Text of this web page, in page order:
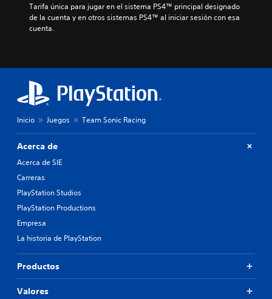
Tarifa única para jugar en el sistema PS4™ principal designado
de la cuenta y en otros sistemas PS4™ al iniciar sesión con esa
cuenta.
Inicio Juegos Team Sonic Racing
Acerca de
Acerca de SIE
Carreras
PlayStation Studios
PlayStation Productions
Empresa
La historia de PlayStation
Productos
Valores